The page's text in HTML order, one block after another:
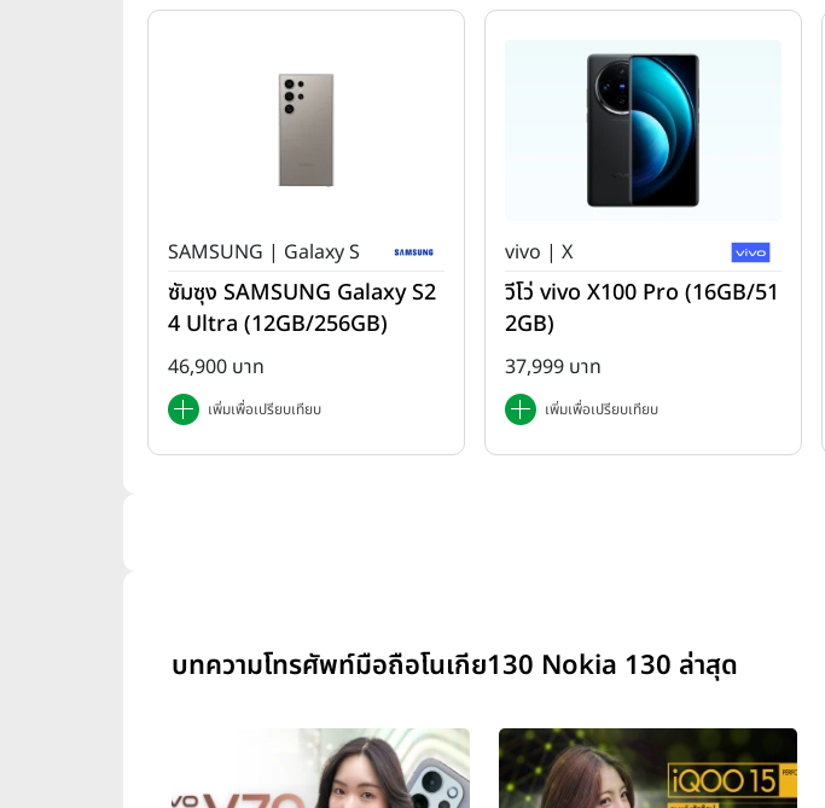
SAMSUNG | Galaxy S
ซัมซุง SAMSUNG Galaxy S2
4 Ultra (12GB/256GB)
46,900 บาท
เพิ่มเพื่อเปรียบเทียบ
vivo | X
วีโว่ vivo X100 Pro (16GB/51
2GB)
37,999 บาท
เพิ่มเพื่อเปรียบเทียบ
บทความโทรศัพท์มือถือโนเกีย130 Nokia 130 ล่าสุด